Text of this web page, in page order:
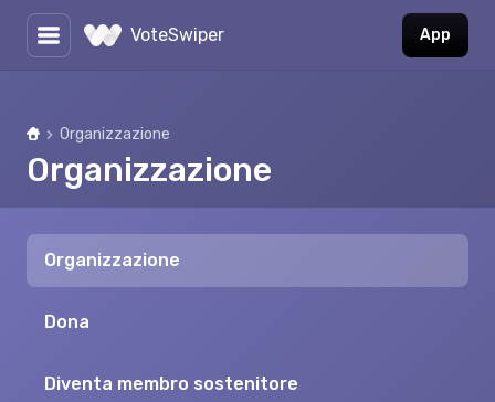
VoteSwiper App
HomeOrganizzazione
Organizzazione
Organizzazione
Dona
Diventa membro sostenitore